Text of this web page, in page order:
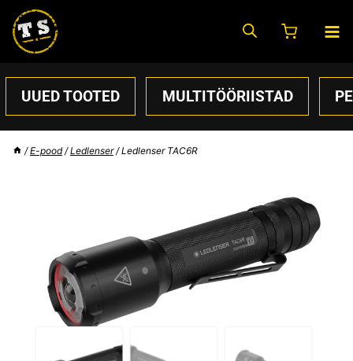
content
UUED TOOTED MULTITÖÖRIISTAD
/ E-pood / Ledlenser / Ledlenser TAC6R